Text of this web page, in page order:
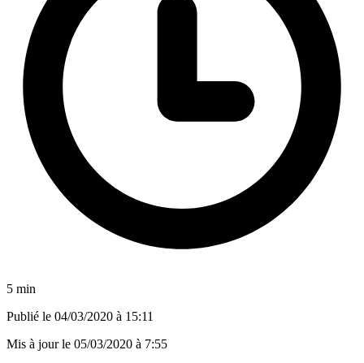
5 min
Publié le 04/03/2020 à 15:11
Mis à jour le 05/03/2020 à 7:55